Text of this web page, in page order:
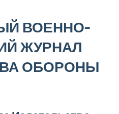
ВОЕННО-
ЖУРНАЛ
ОБОРОНЫ